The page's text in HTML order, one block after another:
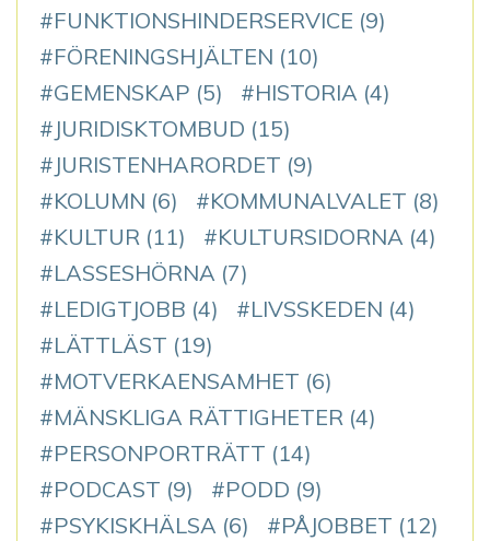
FUNKTIONSHINDERSERVICE (9)
FÖRENINGSHJÄLTEN (10)
GEMENSKAP (5) HISTORIA (4)
JURIDISKTOMBUD (15)
JURISTENHARORDET (9)
KOLUMN (6) KOMMUNALVALET (8)
KULTUR (11) KULTURSIDORNA (4)
LASSESHÖRNA (7)
LEDIGTJOBB (4) LIVSSKEDEN (4)
LÄTTLÄST (19)
MOTVERKAENSAMHET (6)
MÄNSKLIGA RÄTTIGHETER (4)
PERSONPORTRÄTT (14)
PODCAST (9) PODD (9)
PSYKISKHÄLSA (6) PÅJOBBET (12)